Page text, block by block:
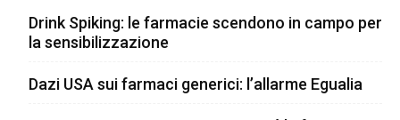
Drink Spiking: le farmacie scendono in campo per
la sensibilizzazione
Dazi USA sui farmaci generici: l’allarme Egualia